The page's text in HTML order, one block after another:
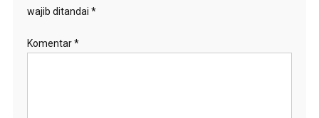
wajib ditandai *
Komentar*